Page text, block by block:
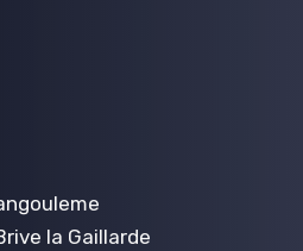
la Gaillarde